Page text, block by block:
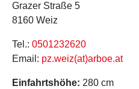
Grazer Straße 5
8160 Weiz
Tel.: 0501232620
Email: pz.weiz(at)arboe.at
Einfahrtshöhe: 280 cm